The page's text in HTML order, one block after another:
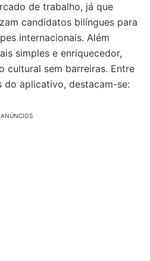
de trabalho, já que
candidatos bilíngues para
internacionais. Além
simples e enriquecedor,
cultural sem barreiras. Entre
aplicativo, destacam-se:
ANÚNCIOS